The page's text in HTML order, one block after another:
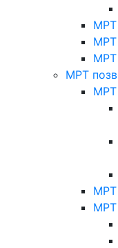
МРТ
МРТ
МРТ
МРТ
МРТ
МРТ
МРТ